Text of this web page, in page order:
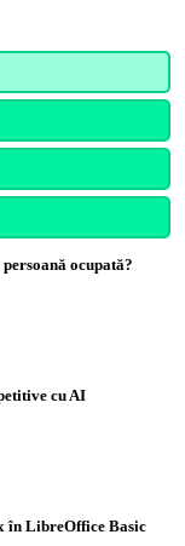
ocupată?
cu AI
în LibreOffice Basic